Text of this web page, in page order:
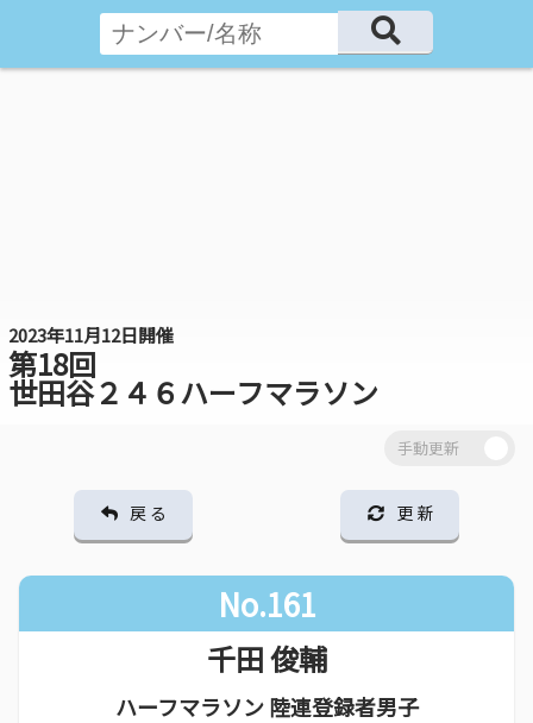
2023年11月12日開催
第18回
世田谷２４６ハーフマラソン
戻 る 更 新
No.161
千田 俊輔
ハーフマラソン 陸連登録者男子